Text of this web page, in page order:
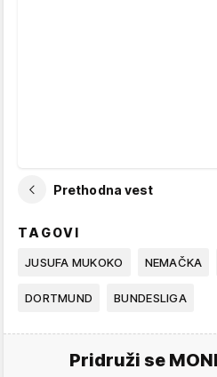
Prethodna vest
TAGOVI
JUSUFA MUKOKO NEMAČKA
DORTMUND BUNDESLIGA
Pridruži se